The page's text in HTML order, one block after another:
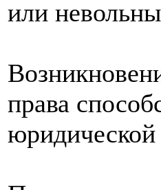
или
права
юридической